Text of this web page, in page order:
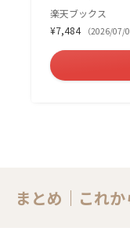
楽天ブックス
¥7,484 （2026/07/
まとめ｜これ